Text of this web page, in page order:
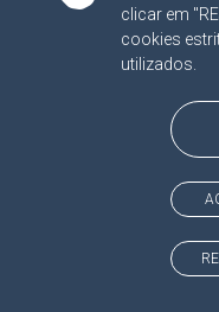
clicar em
cookies
utilizados.
INSTITUCIONAL
ONDE ESTAMOS